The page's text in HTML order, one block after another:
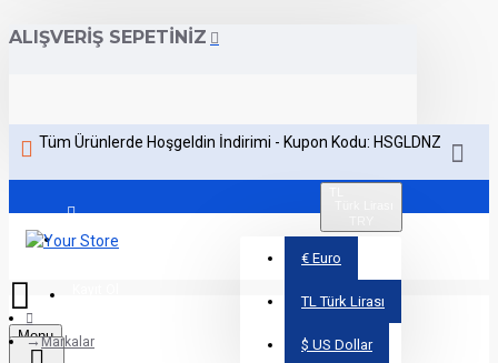
ALIŞVERIŞ SEPETINIZ
Tüm Ürünlerde Hoşgeldin İndirimi - Kupon Kodu: HSGLDNZ
Üye Girişi
€ Euro
TL Türk Lirası
$ US Dollar
MenuMarkalar